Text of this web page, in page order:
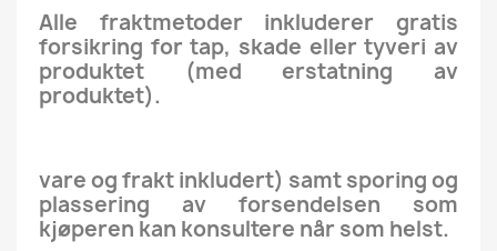
Alle fraktmetoder inkluderer gratis
forsikring for tap, skade eller tyveri av
produktet (med erstatning av
produktet).
vare og frakt inkludert) samt sporing og
plassering av forsendelsen som
kjøperen kan konsultere når som helst.